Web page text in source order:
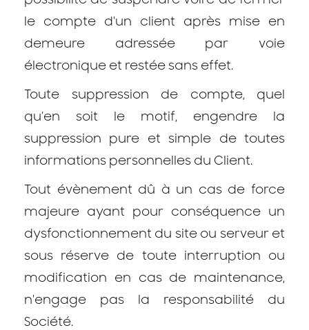
le compte d'un client après mise en
demeure adressée par voie
électronique et restée sans effet.
Toute suppression de compte, quel
qu’en soit le motif, engendre la
suppression pure et simple de toutes
informations personnelles du Client.
Tout évènement dû à un cas de force
majeure ayant pour conséquence un
dysfonctionnement du site ou serveur et
sous réserve de toute interruption ou
modification en cas de maintenance,
n'engage pas la responsabilité du
Société.